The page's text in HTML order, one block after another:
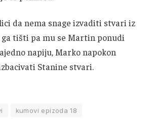
da nema snage izvaditi stvari iz
ga tišti pa mu se Martin ponudi
napiju, Marko napokon
Stanine stvari.
kumovi epizoda 18